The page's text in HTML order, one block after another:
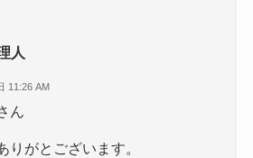
人
11:26 AM
ん
りがとございます。